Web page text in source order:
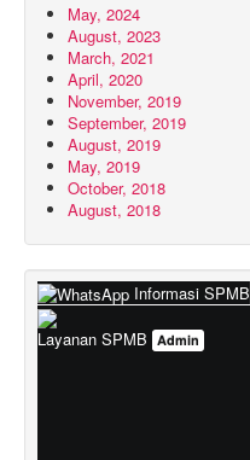
May, 2024
August, 2023
March, 2021
April, 2020
November, 2019
September, 2019
August, 2019
May, 2019
October, 2018
August, 2018
Informasi SPMB
Layanan SPMB Admin